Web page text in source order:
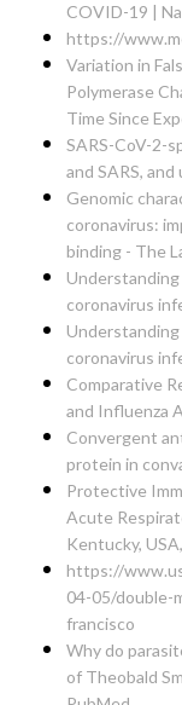
COVID-19 |
https://
Variation in
Polymerase
Time Since
SARS-CoV-2-
and SARS,
Genomic
coronavirus:
binding - The
Understanding
coronavirus
Understanding
coronavirus
Comparative
and Influenza
Convergent
protein in
Protective
Acute
Kentucky,
https://
04-05/double-
francisco
Why do
of Theobald